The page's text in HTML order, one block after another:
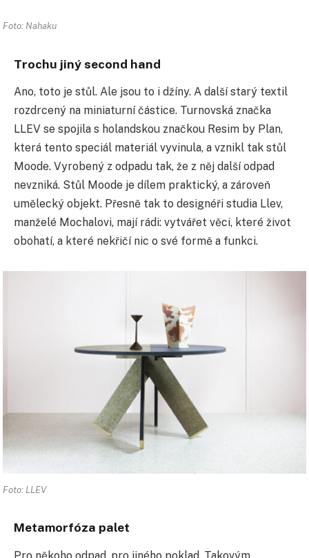
Foto: Nahaku
Trochu jiný second hand
Ano, toto je stůl. Ale jsou to i džíny. A další starý textil
rozdrcený na miniaturní částice. Turnovská značka
LLEV se spojila s holandskou značkou Resim by Plan,
která tento speciál materiál vyvinula, a vznikl tak stůl
Moode. Vyrobený z odpadu tak, že z něj další odpad
nevzniká. Stůl Moode je dílem praktický, a zároveň
umělecký objekt. Přesně tak to designéři studia Llev,
manželé Mochalovi, mají rádi: vytvářet věci, které život
obohatí, a které nekřičí nic o své formě a funkci.
Foto: LLEV
Metamorfóza palet
Pro někoho odpad, pro jiného poklad. Takovým